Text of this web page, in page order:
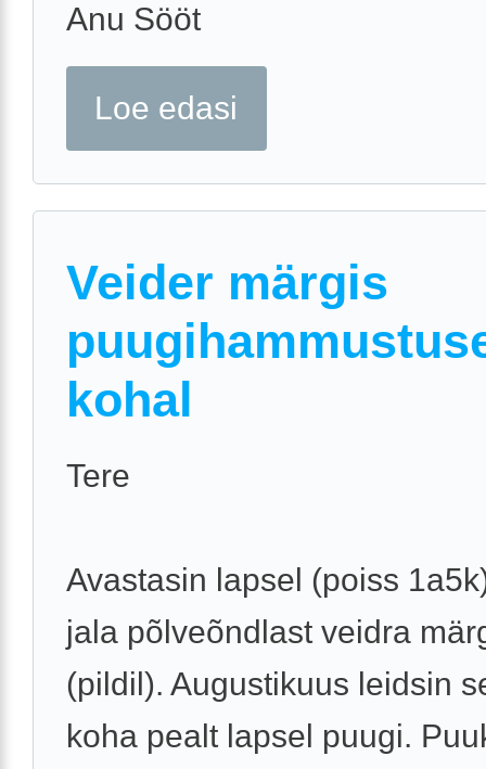
Anu Sööt
Loe edasi
Veider märgis
kohal
Tere
Avastasin lapsel (poiss
jala põlveõndlast veidra
(pildil). Augustikuus leidsin
koha pealt lapsel puugi.